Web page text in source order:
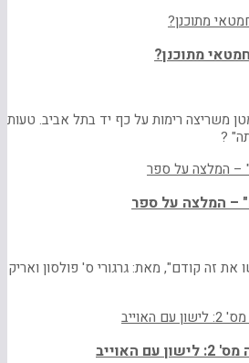
מתוכנן?
משריצה רימות על כף יד בתל אביב. טעות
?
– המלצה על ספר
זה קודם", מאת: גרגורי ס' פולסון ואריק